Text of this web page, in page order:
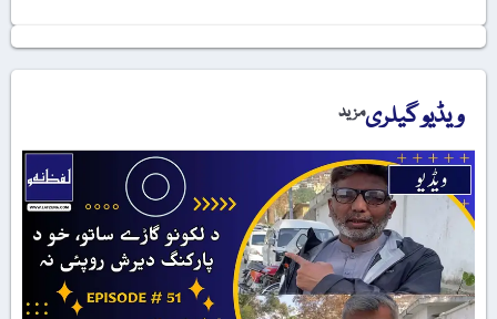
ویڈیو گیلریمزید